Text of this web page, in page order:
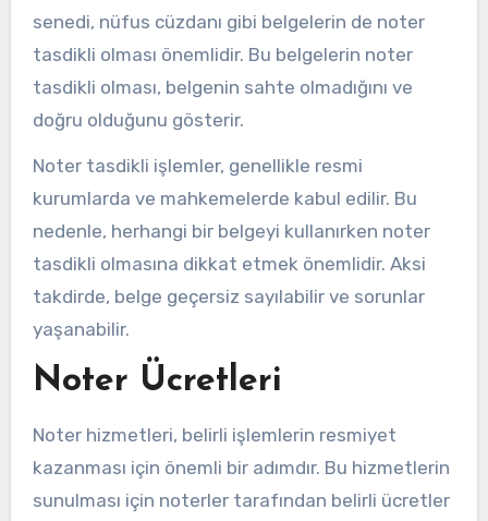
senedi, nüfus cüzdanı gibi belgelerin de noter
tasdikli olması önemlidir. Bu belgelerin noter
tasdikli olması, belgenin sahte olmadığını ve
doğru olduğunu gösterir.
Noter tasdikli işlemler, genellikle resmi
kurumlarda ve mahkemelerde kabul edilir. Bu
nedenle, herhangi bir belgeyi kullanırken noter
tasdikli olmasına dikkat etmek önemlidir. Aksi
takdirde, belge geçersiz sayılabilir ve sorunlar
yaşanabilir.
Noter Ücretleri
Noter hizmetleri, belirli işlemlerin resmiyet
kazanması için önemli bir adımdır. Bu hizmetlerin
sunulması için noterler tarafından belirli ücretler